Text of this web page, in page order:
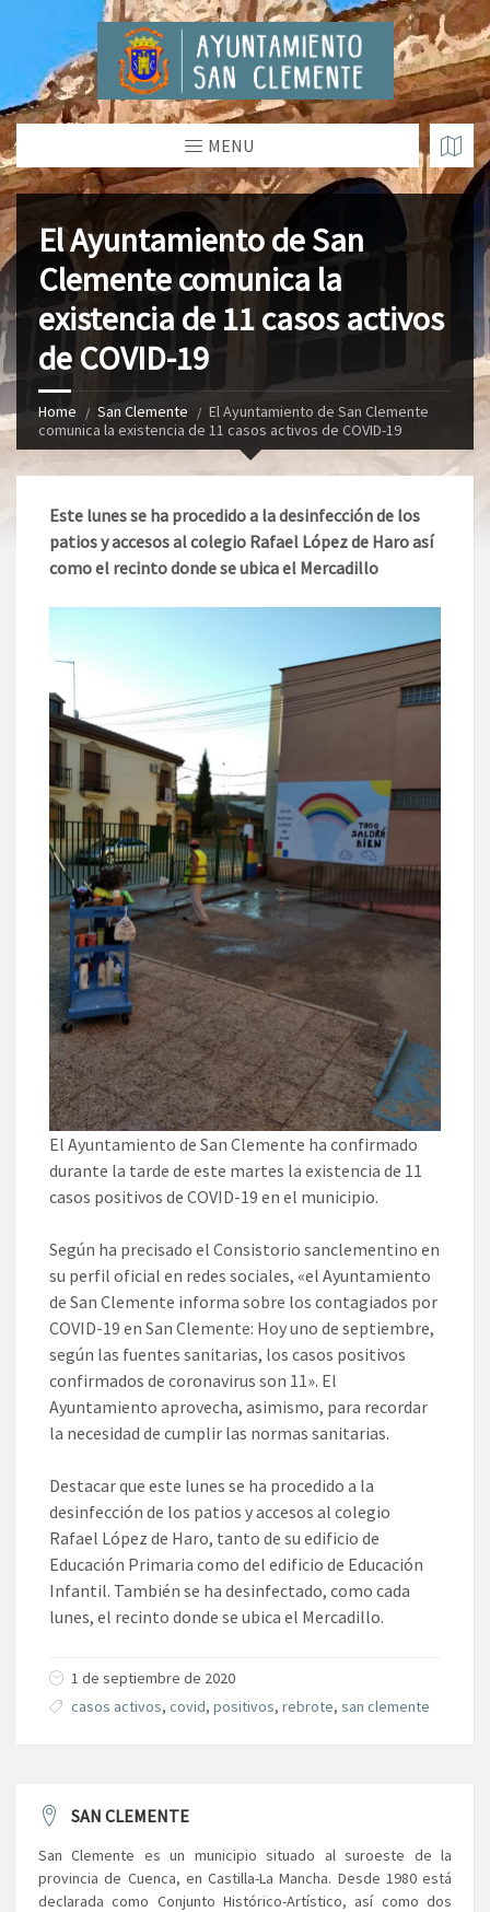
MENU
El Ayuntamiento de San
Clemente comunica la
existencia de 11 casos activos
de COVID-19
Home San Clemente
El Ayuntamiento de San Clemente
comunica la existencia de 11 casos activos de COVID-19
Este lunes se ha procedido a la desinfección de los
patios y accesos al colegio Rafael López de Haro así
como el recinto donde se ubica el Mercadillo
El Ayuntamiento de San Clemente ha confirmado
durante la tarde de este martes la existencia de 11
casos positivos de COVID-19 en el municipio.
Según ha precisado el Consistorio sanclementino en
su perfil oficial en redes sociales, «el Ayuntamiento
de San Clemente informa sobre los contagiados por
COVID-19 en San Clemente: Hoy uno de septiembre,
según las fuentes sanitarias, los casos positivos
confirmados de coronavirus son 11». El
Ayuntamiento aprovecha, asimismo, para recordar
la necesidad de cumplir las normas sanitarias.
Destacar que este lunes se ha procedido a la
desinfección de los patios y accesos al colegio
Rafael López de Haro, tanto de su edificio de
Educación Primaria como del edificio de Educación
Infantil. También se ha desinfectado, como cada
lunes, el recinto donde se ubica el Mercadillo.
1 de septiembre de 2020
casos activos, covid, positivos, rebrote, san clemente
SAN CLEMENTE
San Clemente es un municipio situado al suroeste de la
provincia de Cuenca, en Castilla-La Mancha. Desde 1980 está
declarada como Conjunto Histórico-Artístico, así como dos